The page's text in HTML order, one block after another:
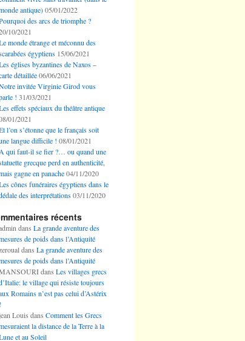
antique) 05/01/2022
des arcs de triomphe ?
10/2021
monde étrange et méconnu des
égyptiens 15/06/2021
églises byzantines de Naxos –
détaillée 06/06/2021
invitée Virginie Girod vous
! 31/03/2021
effets spéciaux du théâtre antique
01/2021
l’on s’étonne que le français soit
langue difficile ! 08/01/2021
A qui faut-il se fier ?… ou quand une
grecque perd en authenticité,
gagne en panache 04/11/2020
cônes funéraires égyptiens dans le
des interprétations 03/11/2020
récents
dans La grande aventure des
de poids dans l’Antiquité
dans La grande aventure des
de poids dans l’Antiquité
dans Les villages grecs
le village qui résiste toujours
Romains n’est pas celui d’Astérix
!
Louis dans Comment les Grecs
la distance de la Terre à la
et au Soleil